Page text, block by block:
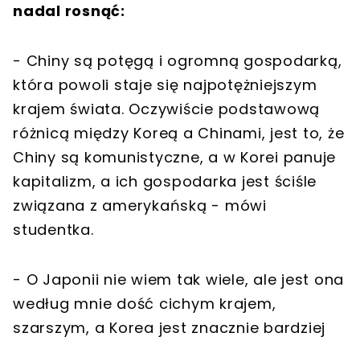
nadal rosnąć:
- Chiny są potęgą i ogromną gospodarką,
która powoli staje się najpotężniejszym
krajem świata. Oczywiście podstawową
różnicą między Koreą a Chinami, jest to, że
Chiny są komunistyczne, a w Korei panuje
kapitalizm, a ich gospodarka jest ściśle
związana z amerykańską - mówi
studentka.
- O Japonii nie wiem tak wiele, ale jest ona
według mnie dość cichym krajem,
szarszym, a Korea jest znacznie bardziej